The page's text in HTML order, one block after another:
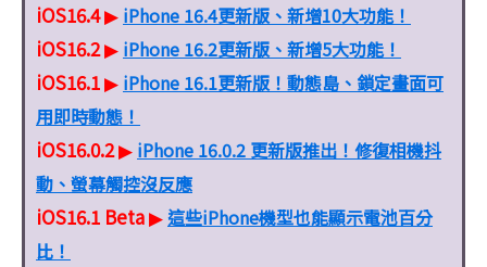
iOS16.4▶ iPhone 16.4更新版、新增10大功能！
iOS16.2▶ iPhone 16.2更新版、新增5大功能！
iOS16.1▶ iPhone 16.1更新版！動態島、鎖定畫面可
用即時動態！
iOS16.0.2▶ iPhone 16.0.2 更新版推出！修復相機抖
動、螢幕觸控沒反應
iOS16.1 Beta▶這些iPhone機型也能顯示電池百分
比！